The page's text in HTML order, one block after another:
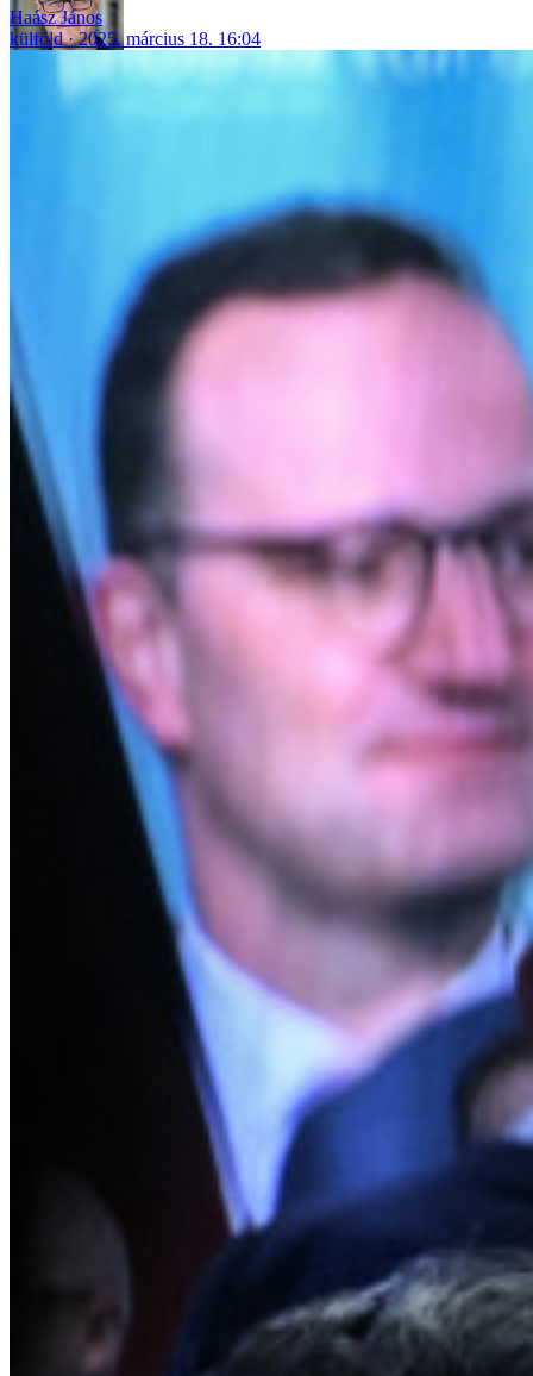
Haász János
külföld
2025. március 18. 16:04